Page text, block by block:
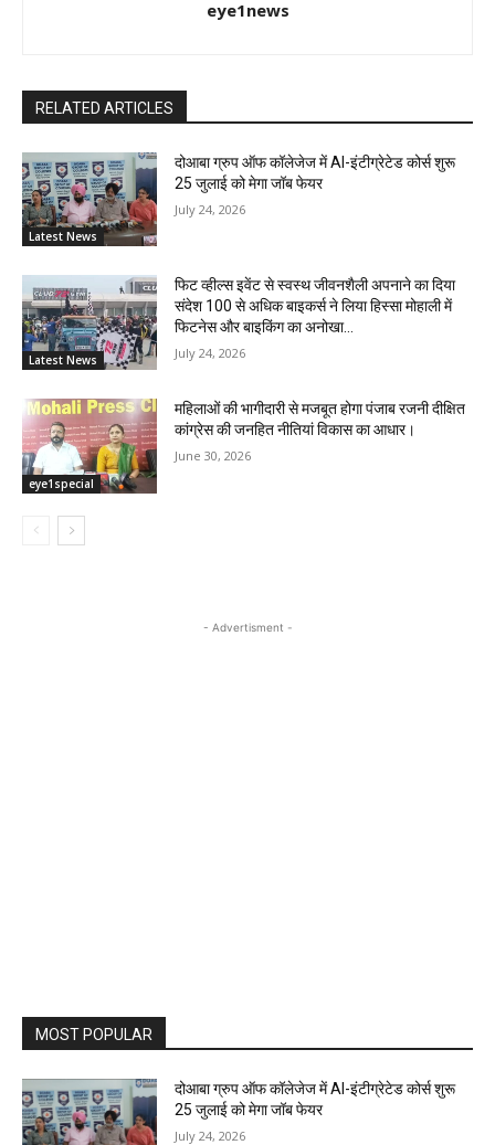
eye1news
RELATED ARTICLES
Latest News
दोआबा ग्रुप ऑफ कॉलेजेज में AI-इंटीग्रेटेड कोर्स शुरू
25 जुलाई को मेगा जॉब फेयर
July 24, 2026
Latest News
फिट व्हील्स इवेंट से स्वस्थ जीवनशैली अपनाने का दिया
संदेश 100 से अधिक बाइकर्स ने लिया हिस्सा मोहाली में
फिटनेस और बाइकिंग का अनोखा...
July 24, 2026
eye1special
महिलाओं की भागीदारी से मजबूत होगा पंजाब रजनी दीक्षित
कांग्रेस की जनहित नीतियां विकास का आधार।
June 30, 2026
- Advertisment -
MOST POPULAR
दोआबा ग्रुप ऑफ कॉलेजेज में AI-इंटीग्रेटेड कोर्स शुरू
25 जुलाई को मेगा जॉब फेयर
July 24, 2026